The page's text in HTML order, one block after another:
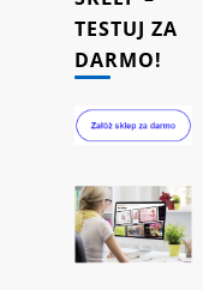
TESTUJ ZA
DARMO!